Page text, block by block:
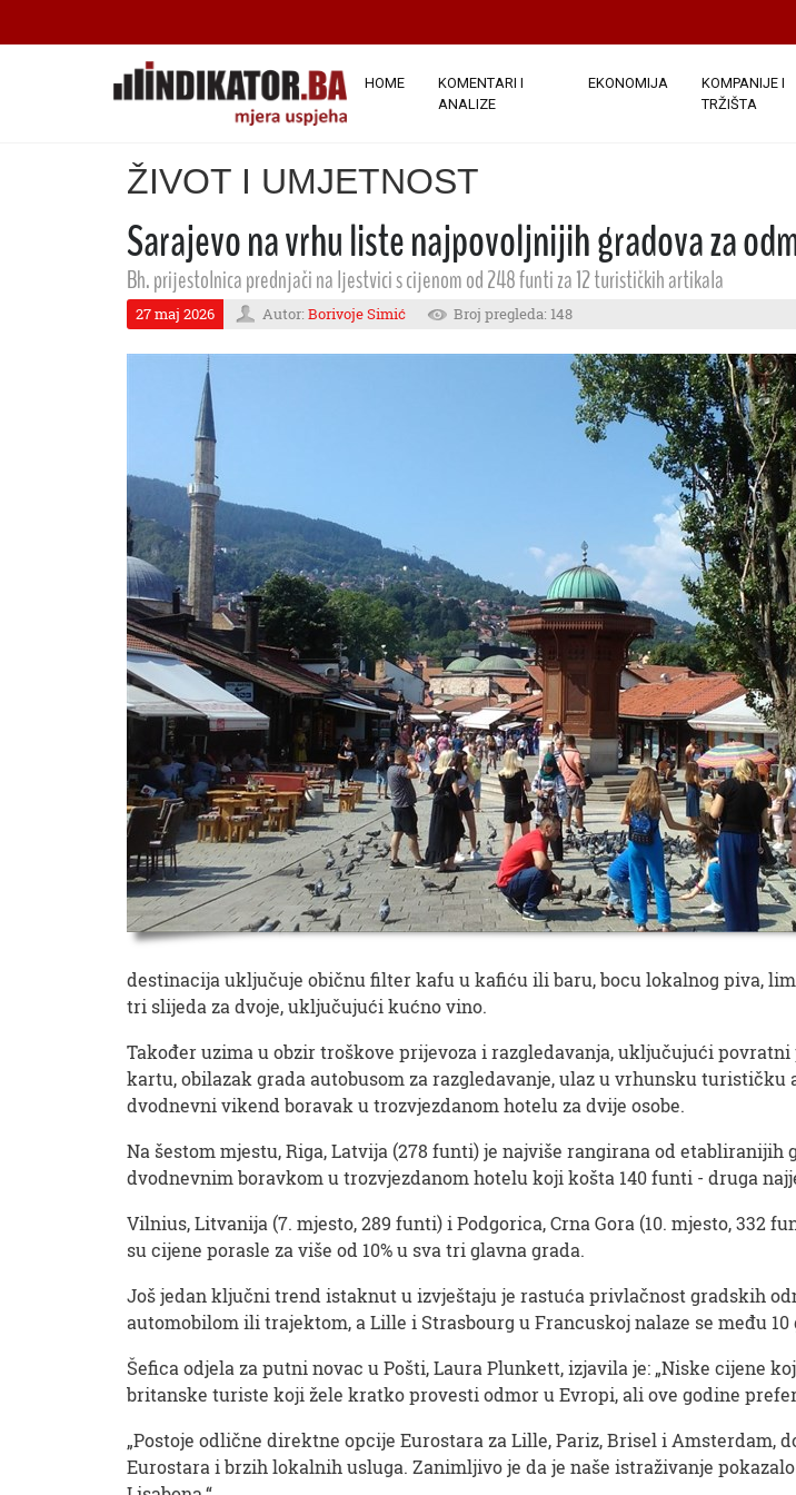
HOME
KOMENTARI I
ANALIZE
EKONOMIJA
KOMPANIJE I
TRŽIŠTA
ŽIVOT I UMJETNOST
Sarajevo na vrhu liste najpovoljnijih gradova za
Bh. prijestolnica prednjači na ljestvici s cijenom od 248 funti za 12 turističkih artikala
27 maj 2026 Autor: Borivoje Simić Broj pregleda: 148
destinacija uključuje običnu filter kafu u kafiću ili baru, bocu lokalnog piva,
tri slijeda za dvoje, uključujući kućno vino.
Također uzima u obzir troškove prijevoza i razgledavanja, uključujući
kartu, obilazak grada autobusom za razgledavanje, ulaz u vrhunsku
dvodnevni vikend boravak u trozvjezdanom hotelu za dvije osobe.
Na šestom mjestu, Riga, Latvija (278 funti) je najviše rangirana od
dvodnevnim boravkom u trozvjezdanom hotelu koji košta 140 funti - druga
Vilnius, Litvanija (7. mjesto, 289 funti) i Podgorica, Crna Gora (10. mjesto, 332
su cijene porasle za više od 10% u sva tri glavna grada.
Još jedan ključni trend istaknut u izvještaju je rastuća privlačnost gradskih
automobilom ili trajektom, a Lille i Strasbourg u Francuskoj nalaze se među
Šefica odjela za putni novac u Pošti, Laura Plunkett, izjavila je: „Niske cijene
britanske turiste koji žele kratko provesti odmor u Evropi, ali ove godine
„Postoje odlične direktne opcije Eurostara za Lille, Pariz, Brisel i
Eurostara i brzih lokalnih usluga. Zanimljivo je da je naše istraživanje